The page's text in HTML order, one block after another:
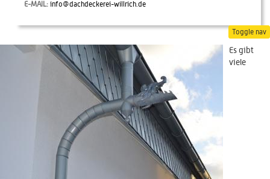
E-MAIL: info@dachdeckerei-willrich.de
Toggle nav
Es gibt
viele